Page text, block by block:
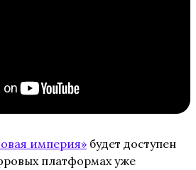
империя» будет доступен
платформах уже